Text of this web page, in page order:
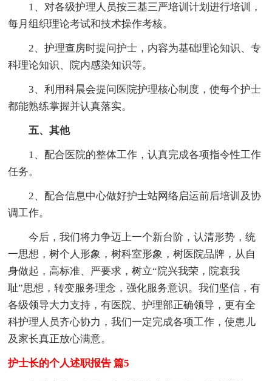
1、对各级护理人员按三基三严培训计划进行培训，
每月组织理论考试和技术操作考核。
2、护理查房时提问护士，内容为基础理论知识、专
科理论知识、院内感染知识等。
3、利用科晨会提问医院护理核心制度，使每个护士
都能熟练掌握并认真落实。
五、其他
1、配合医院的整体工作，认真完成各项指令性工作
任务。
2、配合信息中心做好护士站网络启运前后培训及协
调工作。
今后，我们将力争迈上一个新台阶，认清形势，统
一思想，树个人形象，树科室形象，树医院品牌，从自
身做起，高标准、严要求，树立“院兴我荣，院衰我
耻”思想，转变服务理念，强化服务意识。我们坚信，有
各级领导大力支持，有医院、护理部正确领导，更有全
科护理人员齐心协力，我们一定完成各项工作，使患儿
及家长真正放心满意。
护士长的个人述职报告 篇5